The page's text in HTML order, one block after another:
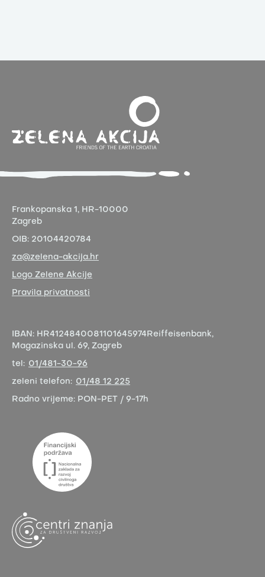
Frankopanska 1, HR-10000
Zagreb
OIB: 20104420784
za@zelena-akcija.hr
Logo Zelene Akcije
Pravila privatnosti
IBAN: HR4124840081101645974 Reiffeisenbank,
Magazinska ul. 69, Zagreb
tel: 01/481-30-96
zeleni telefon: 01/48 12 225
Radno vrijeme: PON-PET / 9-17h